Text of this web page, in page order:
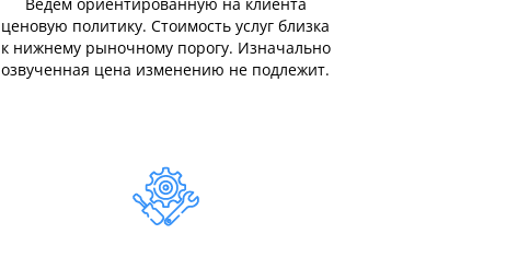
ценовую политику. Стоимость услуг близка
к нижнему рыночному порогу. Изначально
озвученная цена изменению не подлежит.